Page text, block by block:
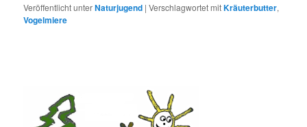
Veröffentlicht unterNaturjugend |Verschlagwortet mitKräuterbutter,
Vogelmiere